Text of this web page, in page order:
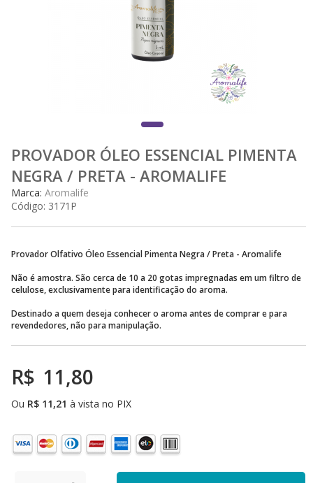
PROVADOR ÓLEO ESSENCIAL PIMENTA
NEGRA / PRETA - AROMALIFE
Marca:Aromalife
Código: 3171P
Provador Olfativo Óleo Essencial Pimenta Negra / Preta - Aromalife
Não é amostra. São cerca de 10 a 20 gotas impregnadas em um filtro de
celulose, exclusivamente para identificação do aroma.
Destinado a quem deseja conhecer o aroma antes de comprar e para
revendedores, não para manipulação.
R$ 11,80
Ou R$ 11,21 à vista no PIX